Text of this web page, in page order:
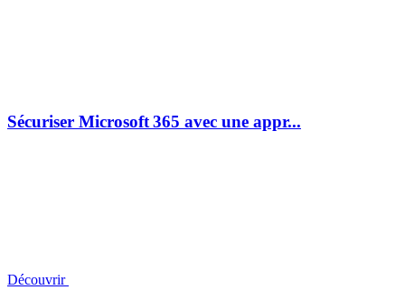
Sécuriser Microsoft 365 avec une appr...
Découvrir